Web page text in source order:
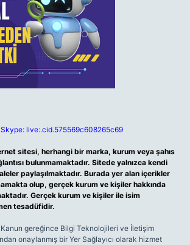
Skype: live:.cid.575569c608265c69
sitesi, herhangi bir marka, kurum veya şahıs
bulunmamaktadır. Sitede yalnızca kendi
paylaşılmaktadır. Burada yer alan içerikler
olup, gerçek kurum ve kişiler hakkında
Gerçek kurum ve kişiler ile isim
tesadüfidir.
Kanun gereğince Bilgi Teknolojileri ve İletişim
onaylanmış bir Yer Sağlayıcı olarak hizmet